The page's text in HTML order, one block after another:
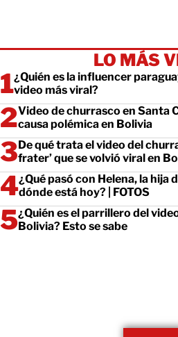
LO MÁS
¿Quién es la influencer
video más viral?
Video de churrasco en Santa
causa polémica en Bolivia
De qué trata el video del
frater’ que se volvió viral en
¿Qué pasó con Helena, la hija
dónde está hoy? | FOTOS
¿Quién es el parrillero del
Bolivia? Esto se sabe